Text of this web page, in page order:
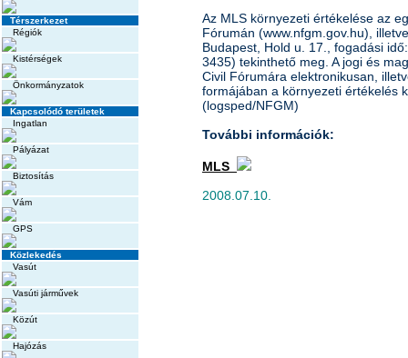
Térszerkezet
Régiók
Kistérségek
Önkormányzatok
Kapcsolódó területek
Ingatlan
Pályázat
Biztosítás
Vám
GPS
Közlekedés
Vasút
Vasúti járművek
Közút
Hajózás
Az MLS környezeti értékelése az
Fórumán (www.nfgm.gov.hu),
Budapest, Hold u. 17., fogadási
3435) tekinthető meg. A jogi és
Civil Fórumára elektronikusan,
formájában a környezeti értékelés
(logsped/NFGM)
További információk:
MLS
2008.07.10.